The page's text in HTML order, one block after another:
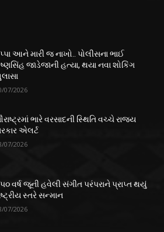
આને મારી જ નાખો.. પોલીસના ભાઈ
જાડેજાની હત્યા, થયા નવા શોકિંગ
07/2026
ભારે વરસાદની સ્થિતિ વચ્ચે રાજ્ય
એલર્ટ
07/2026
વર્ષ જૂની હવેલી સંગીત પરંપરાને પ્રાપ્ત થયું
સ્તરે સન્માન
07/2026